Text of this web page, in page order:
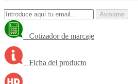
Avisame
Cotizador de marcaje
Ficha del producto